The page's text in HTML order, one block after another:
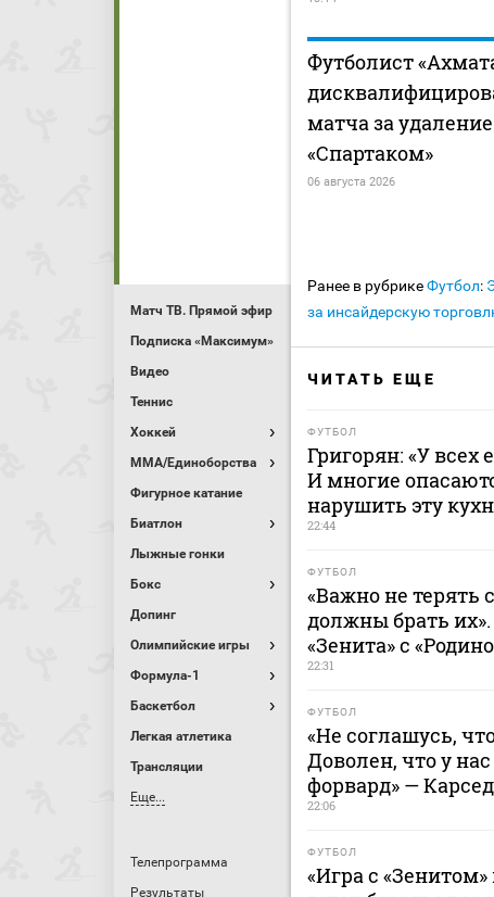
Матч ТВ. Прямой эфир
Подписка «Максимум»
Видео
Теннис
Хоккей
MMA/Единоборства
Фигурное катание
Биатлон
Лыжные гонки
Бокс
Допинг
Олимпийские игры
Формула-1
Баскетбол
Легкая атлетика
Трансляции
Еще...
Телепрограмма
Результаты
Футболист
матча за
«Спартаком»
06 августа 2026
Ранее в рубрикеФутбол:
за инсайдерскую
ЧИТАТЬ ЕЩЕ
ФУТБОЛ
Григорян: «У всех
И многие
нарушить эту
22:44
ФУТБОЛ
«Важно не терять
должны брать
«Зенита» с
22:31
ФУТБОЛ
«Не соглашусь,
Доволен, что у
форвард» —
22:06
ФУТБОЛ
«Игра с «Зенитом»